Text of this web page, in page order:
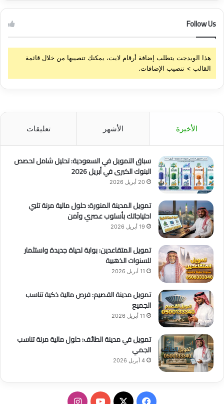
Follow Us
هذا الويدجت يتطلب إضافة أرقام لايت، يمكنك تنصيبها من خلال قائمة
القالب > تنصيب الإضافات.
الأخيرة الأشهر تعليقات
سباق التمويل في السعودية: تحليل شامل لحصص
البنوك الكبرى في أبريل 2026
20 أبريل 2026
تمويل المدينة المنورة: حلول مالية مرنة تلبي
احتياجاتك بأسلوب عصري وآمن
19 أبريل 2026
تمويل المتقاعدين: بوابة لحياة جديدة واستثمار
للسنوات الذهبية
11 أبريل 2026
تمويل مدينة القصيم: فرص مالية ذكية تناسب
الجميع
11 أبريل 2026
تمويل في مدينة الطائف: حلول مالية مرنة تناسب
الجمي
4 أبريل 2026